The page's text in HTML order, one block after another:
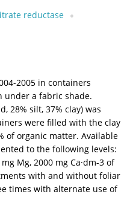
reductase
2005 in containers
under a fabric shade.
28% silt, 37% clay) was
were filled with the clay
of organic matter. Available
to the following levels:
Mg, 2000 mg Ca·dm-3 of
with and without foliar
times with alternate use of